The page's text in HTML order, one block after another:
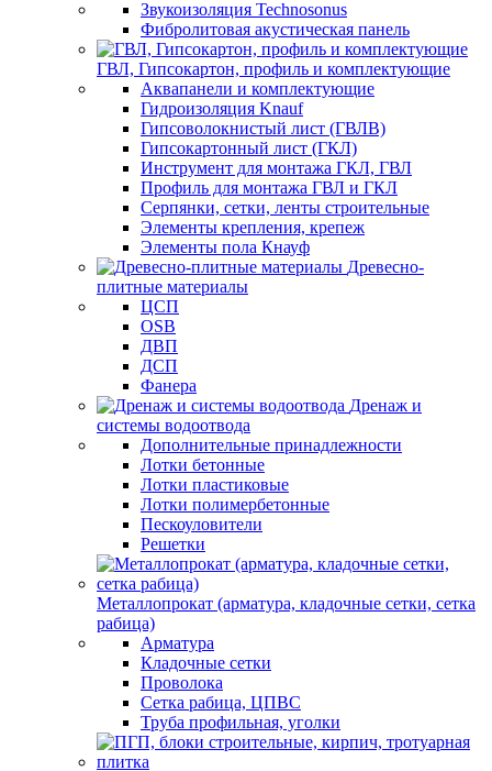
Звукоизоляция Technosonus
Фибролитовая акустическая панель
ГВЛ, Гипсокартон, профиль и комплектующие
Аквапанели и комплектующие
Гидроизоляция Knauf
Гипсоволокнистый лист (ГВЛВ)
Гипсокартонный лист (ГКЛ)
Инструмент для монтажа ГКЛ, ГВЛ
Профиль для монтажа ГВЛ и ГКЛ
Серпянки, сетки, ленты строительные
Элементы крепления, крепеж
Элементы пола Кнауф
Древесно-
плитные материалы
ЦСП
OSB
ДВП
ДСП
Фанера
Дренаж и
системы водоотвода
Дополнительные принадлежности
Лотки бетонные
Лотки пластиковые
Лотки полимербетонные
Пескоуловители
Решетки
Металлопрокат (арматура, кладочные сетки, сетка
рабица)
Арматура
Кладочные сетки
Проволока
Сетка рабица, ЦПВС
Труба профильная, уголки